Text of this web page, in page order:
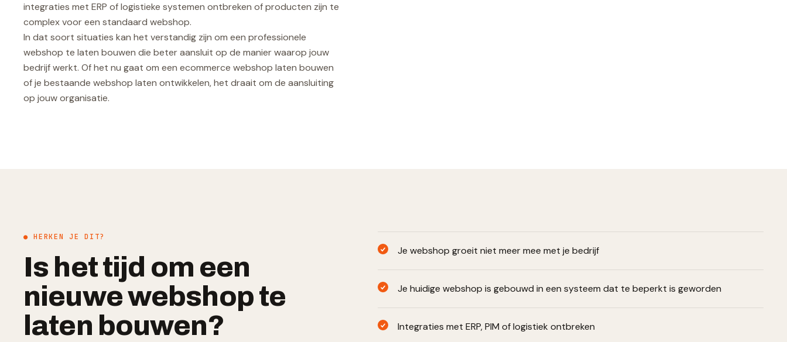
integraties met ERP of logistieke systemen ontbreken of producten zijn te
complex voor een standaard webshop.
In dat soort situaties kan het verstandig zijn om een professionele
webshop te laten bouwen die beter aansluit op de manier waarop jouw
bedrijf werkt. Of het nu gaat om een ecommerce webshop laten bouwen
of je bestaande webshop laten ontwikkelen, het draait om de aansluiting
op jouw organisatie.
● HERKEN JE DIT?
Is het tijd om een
nieuwe webshop te
laten bouwen?
Je webshop groeit niet meer mee met je bedrijf
Je huidige webshop is gebouwd in een systeem dat te beperkt is geworden
Integraties met ERP, PIM of logistiek ontbreken